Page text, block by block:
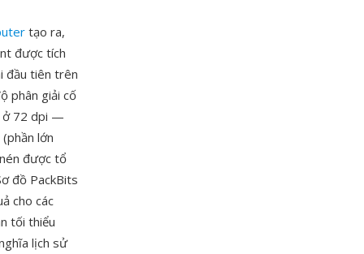
tạo ra,
được tích
đầu tiên trên
phân giải cố
ở 72 dpi —
lớn
được tổ
đồ PackBits
cho các
tối thiểu
lịch sử